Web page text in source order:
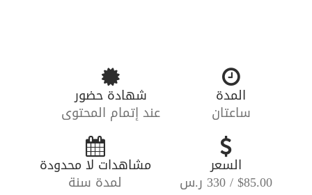
شهادة حضور
عند إتمام المحتوى
المدة
ساعتان
مشاهدات لا محدودة
لمدة سنة
السعر-----
$85.00 / 330 ر.س